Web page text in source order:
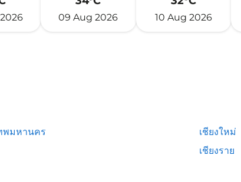
09 Aug 2026 10 Aug 2026
พมหานคร
เชียงใหม่
เชียงราย